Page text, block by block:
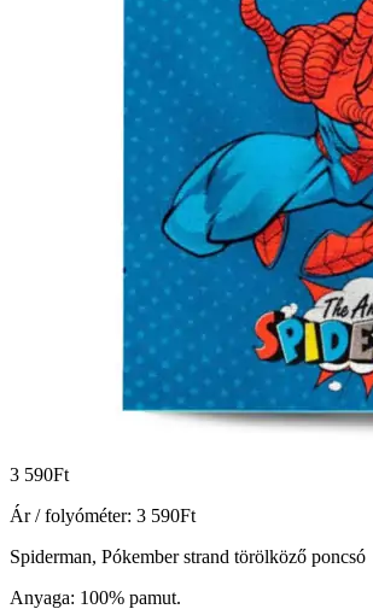
3 590Ft
Ár / folyóméter: 3 590Ft
Spiderman, Pókember strand törölköző poncsó
Anyaga: 100% pamut.